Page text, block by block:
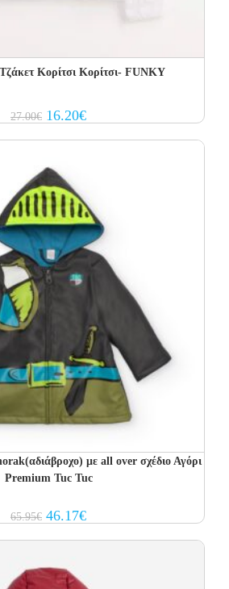
Κορίτσι Κορίτσι- FUNKY
27.00€ Original
price
16.20€Current
price
με all over σχέδιο Αγόρι
Premium Tuc Tuc
65.95€ Original
price
46.17€Current
price